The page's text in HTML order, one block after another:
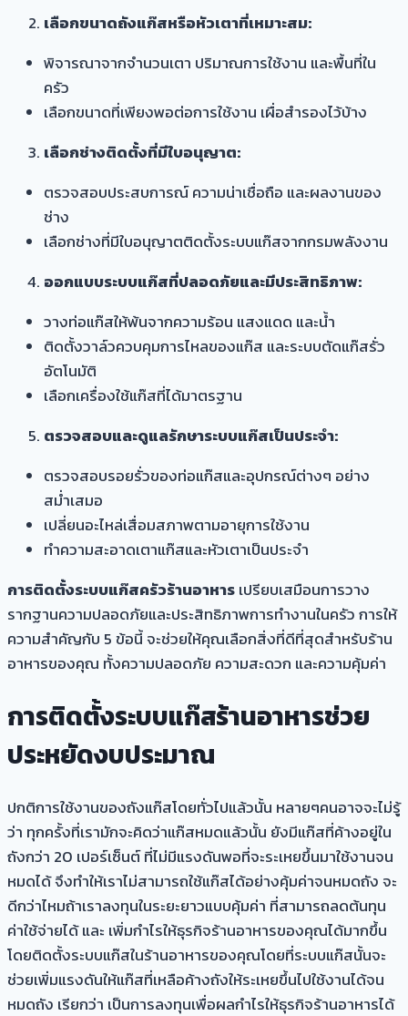
เลือกขนาดถังแก๊สหรือหัวเตาที่เหมาะสม:
พิจารณาจากจำนวนเตา ปริมาณการใช้งาน และพื้นที่ใน
ครัว
เลือกขนาดที่เพียงพอต่อการใช้งาน เผื่อสำรองไว้บ้าง
เลือกช่างติดตั้งที่มีใบอนุญาต:
ตรวจสอบประสบการณ์ ความน่าเชื่อถือ และผลงานของ
ช่าง
เลือกช่างที่มีใบอนุญาตติดตั้งระบบแก๊สจากกรมพลังงาน
ออกแบบระบบแก๊สที่ปลอดภัยและมีประสิทธิภาพ:
วางท่อแก๊สให้พ้นจากความร้อน แสงแดด และน้ำ
ติดตั้งวาล์วควบคุมการไหลของแก๊ส และระบบตัดแก๊สรั่ว
อัตโนมัติ
เลือกเครื่องใช้แก๊สที่ได้มาตรฐาน
ตรวจสอบและดูแลรักษาระบบแก๊สเป็นประจำ:
ตรวจสอบรอยรั่วของท่อแก๊สและอุปกรณ์ต่างๆ อย่าง
สม่ำเสมอ
เปลี่ยนอะไหล่เสื่อมสภาพตามอายุการใช้งาน
ทำความสะอาดเตาแก๊สและหัวเตาเป็นประจำ
การติดตั้งระบบแก๊สครัวร้านอาหารเปรียบเสมือนการวาง
รากฐานความปลอดภัยและประสิทธิภาพการทำงานในครัว การให้
ความสำคัญกับ 5 ข้อนี้ จะช่วยให้คุณเลือกสิ่งที่ดีที่สุดสำหรับร้าน
อาหารของคุณ ทั้งความปลอดภัย ความสะดวก และความคุ้มค่า
การติดตั้งระบบแก๊สร้านอาหารช่วย
ประหยัดงบประมาณ
ปกติการใช้งานของถังแก๊สโดยทั่วไปแล้วนั้น หลายๆคนอาจจะไม่รู้
ว่า ทุกครั้งที่เรามักจะคิดว่าแก๊สหมดแล้วนั้น ยังมีแก๊สที่ค้างอยู่ใน
ถังกว่า 20 เปอร์เซ็นต์ ที่ไม่มีแรงดันพอที่จะระเหยขึ้นมาใช้งานจน
หมดได้ จึงทำให้เราไม่สามารถใช้แก๊สได้อย่างคุ้มค่าจนหมดถัง จะ
ดีกว่าไหมถ้าเราลงทุนในระยะยาวแบบคุ้มค่า ที่สามารถลดต้นทุน
ค่าใช้จ่ายได้ และ เพิ่มกำไรให้ธุรกิจร้านอาหารของคุณได้มากขึ้น
โดยติดตั้งระบบแก๊สในร้านอาหารของคุณโดยที่ระบบแก๊สนั้นจะ
ช่วยเพิ่มแรงดันให้แก๊สที่เหลือค้างถังให้ระเหยขึ้นไปใช้งานได้จน
หมดถัง เรียกว่า เป็นการลงทุนเพื่อผลกำไรให้ธุรกิจร้านอาหารได้